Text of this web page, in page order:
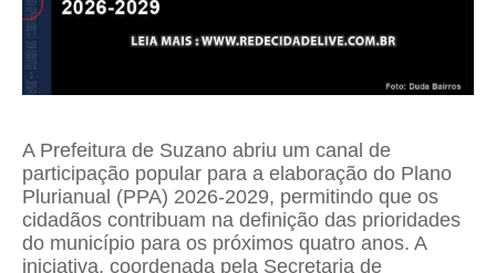
A Prefeitura de Suzano abriu um canal de
participação popular para a elaboração do Plano
Plurianual (PPA) 2026-2029, permitindo que os
cidadãos contribuam na definição das prioridades
do município para os próximos quatro anos. A
iniciativa, coordenada pela Secretaria de